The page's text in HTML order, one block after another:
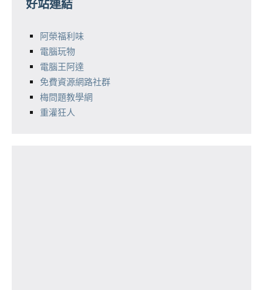
好站連結
阿榮福利味
電腦玩物
電腦王阿達
免費資源網路社群
梅問題教學網
重灌狂人